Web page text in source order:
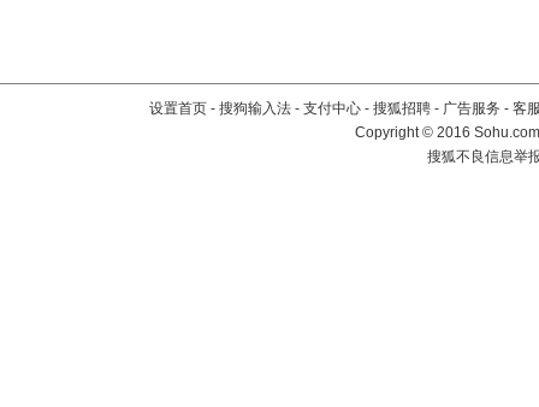
设置首页 - 搜狗输入法 - 支付中心 - 搜狐招聘 - 广告服务 - 客
Copyright©2016
搜狐不良信息举